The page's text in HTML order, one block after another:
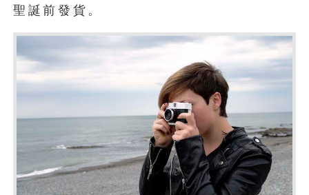
聖誕前發貨。